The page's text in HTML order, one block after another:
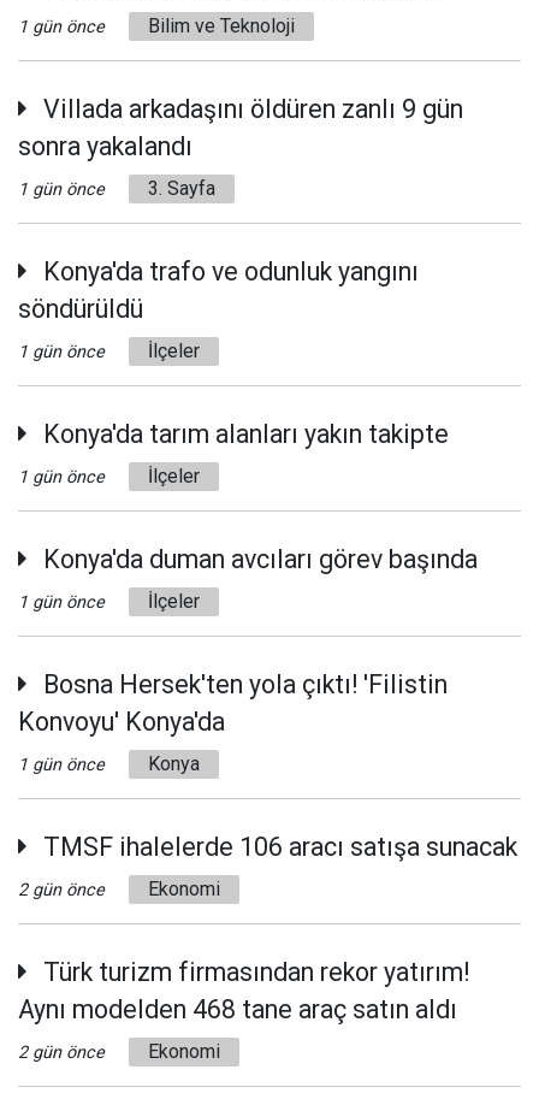
1 gün önce Bilim ve Teknoloji
Villada arkadaşını öldüren zanlı 9 gün
sonra yakalandı
1 gün önce 3. Sayfa
Konya'da trafo ve odunluk yangını
söndürüldü
1 gün önce İlçeler
Konya'da tarım alanları yakın takipte
1 gün önce İlçeler
Konya'da duman avcıları görev başında
1 gün önce İlçeler
Bosna Hersek'ten yola çıktı! 'Filistin
Konvoyu' Konya'da
1 gün önce Konya
TMSF ihalelerde 106 aracı satışa sunacak
2 gün önce Ekonomi
Türk turizm firmasından rekor yatırım!
Aynı modelden 468 tane araç satın aldı
2 gün önce Ekonomi